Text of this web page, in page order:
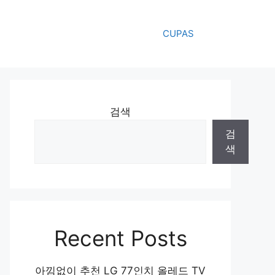
CUPAS
검색
검
색
Recent Posts
아낌없이 추천 LG 77인치 올레드 TV